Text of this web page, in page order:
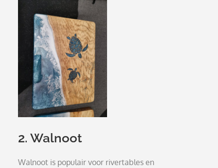
2. Walnoot
Walnoot is populair voor rivertables en